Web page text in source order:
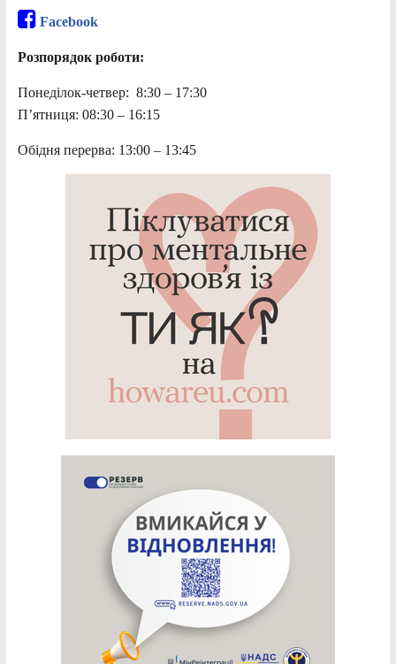
Facebook
Розпорядок роботи:
Понеділок-четвер: 8:30 – 17:30
П’ятниця: 08:30 – 16:15
Обідня перерва: 13:00 – 13:45